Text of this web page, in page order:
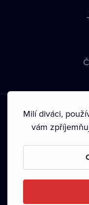
Podmínky používání •
•
Milí diváci,
vám